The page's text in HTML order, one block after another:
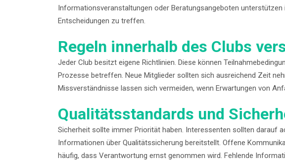
Informationsveranstaltungen oder Beratungsangeboten unterstützen
Entscheidungen zu treffen.
Regeln innerhalb des Clubs
Jeder Club besitzt eigene Richtlinien. Diese können
Prozesse betreffen. Neue Mitglieder sollten sich ausreichend Zeit
Missverständnisse lassen sich vermeiden, wenn Erwartungen von
Qualitätsstandards und
Sicherheit sollte immer Priorität haben. Interessenten sollten darauf
Informationen über Qualitätssicherung bereitstellt. Offene
häufig, dass Verantwortung ernst genommen wird. Fehlende